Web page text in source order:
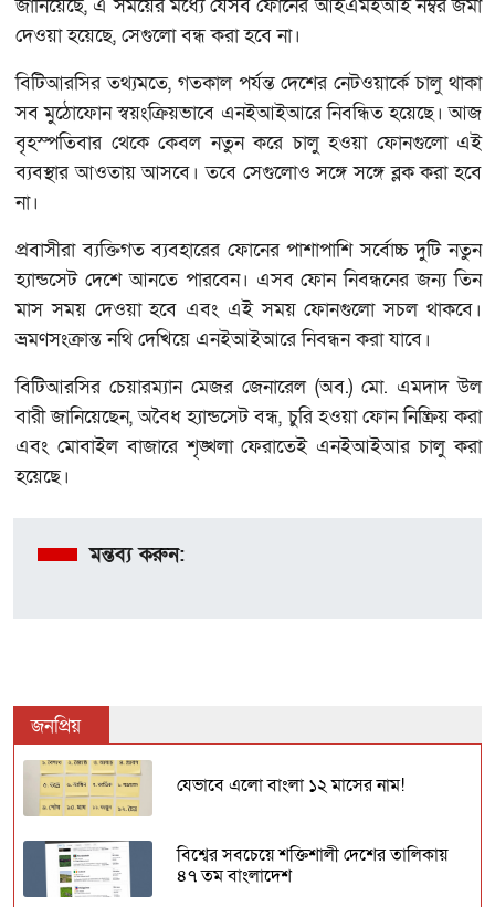
জানিয়েছে, এ সময়ের মধ্যে যেসব ফোনের আইএমইআই নম্বর জমা
দেওয়া হয়েছে, সেগুলো বন্ধ করা হবে না।
বিটিআরসির তথ্যমতে, গতকাল পর্যন্ত দেশের নেটওয়ার্কে চালু থাকা
সব মুঠোফোন স্বয়ংক্রিয়ভাবে এনইআইআরে নিবন্ধিত হয়েছে। আজ
বৃহস্পতিবার থেকে কেবল নতুন করে চালু হওয়া ফোনগুলো এই
ব্যবস্থার আওতায় আসবে। তবে সেগুলোও সঙ্গে সঙ্গে ব্লক করা হবে
না।
প্রবাসীরা ব্যক্তিগত ব্যবহারের ফোনের পাশাপাশি সর্বোচ্চ দুটি নতুন
হ্যান্ডসেট দেশে আনতে পারবেন। এসব ফোন নিবন্ধনের জন্য তিন
মাস সময় দেওয়া হবে এবং এই সময় ফোনগুলো সচল থাকবে।
ভ্রমণসংক্রান্ত নথি দেখিয়ে এনইআইআরে নিবন্ধন করা যাবে।
বিটিআরসির চেয়ারম্যান মেজর জেনারেল (অব.) মো. এমদাদ উল
বারী জানিয়েছেন, অবৈধ হ্যান্ডসেট বন্ধ, চুরি হওয়া ফোন নিষ্ক্রিয় করা
এবং মোবাইল বাজারে শৃঙ্খলা ফেরাতেই এনইআইআর চালু করা
হয়েছে।
মন্তব্য করুন:
জনপ্রিয়
যেভাবে এলো বাংলা ১২ মাসের নাম!
বিশ্বের সবচেয়ে শক্তিশালী দেশের তালিকায়
৪৭ তম বাংলাদেশ